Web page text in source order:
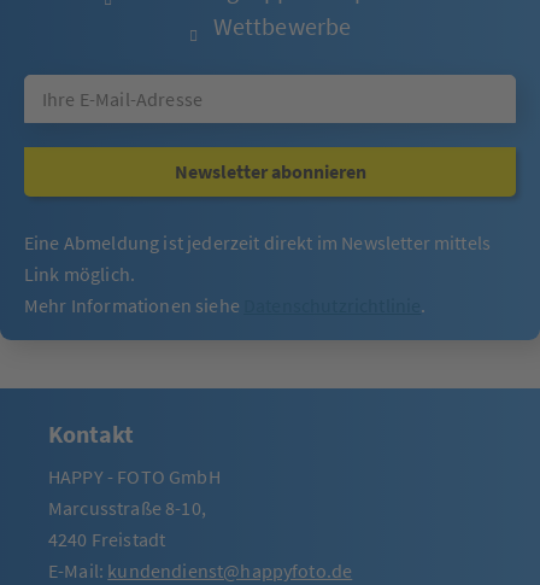
Wettbewerbe
Newsletter abonnieren
Eine Abmeldung ist jederzeit direkt im Newsletter mittels
Link möglich.
Mehr Informationen siehe
.
Kontakt
HAPPY - FOTO GmbH
Marcusstraße 8-10,
4240 Freistadt
E-Mail: kundendienst@happyfoto.de